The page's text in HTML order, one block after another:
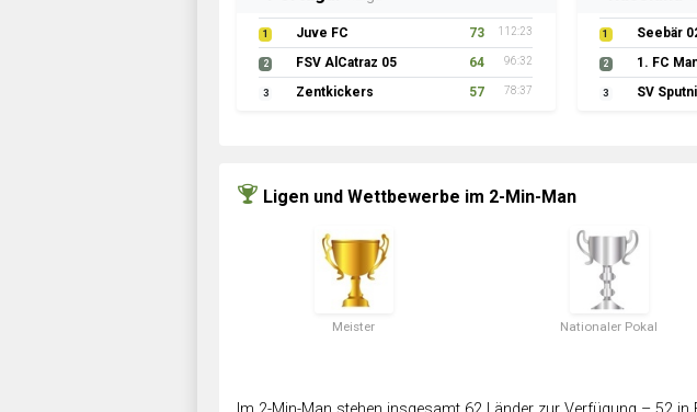
1 Juve FC 73 112:23
2 FSV AlCatraz 05 64 96:32
3 Zentkickers 57 78:37
1 Seebär
2 1. FC
3 SV
Ligen und Wettbewerbe im 2-Min-Man
Meister Nationaler Pokal